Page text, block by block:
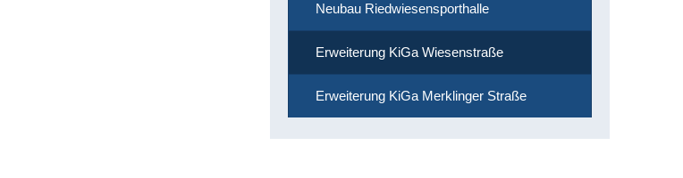
Neubau Riedwiesensporthalle
Erweiterung KiGa Wiesenstraße
Erweiterung KiGa Merklinger Straße